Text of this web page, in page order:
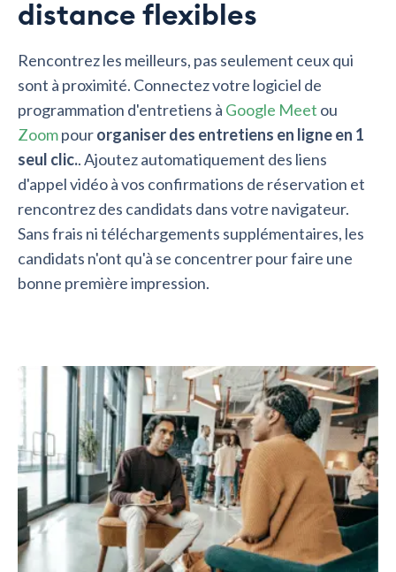
distance flexibles
Rencontrez les meilleurs, pas seulement ceux qui
sont à proximité. Connectez votre logiciel de
programmation d'entretiens à Google Meet ou
Zoompourorganiser des entretiens en ligne en 1
seul clic.. Ajoutez automatiquement des liens
d'appel vidéo à vos confirmations de réservation et
rencontrez des candidats dans votre navigateur.
Sans frais ni téléchargements supplémentaires, les
candidats n'ont qu'à se concentrer pour faire une
bonne première impression.